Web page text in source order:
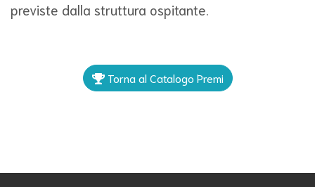
previste dalla struttura ospitante.
Torna al Catalogo Premi